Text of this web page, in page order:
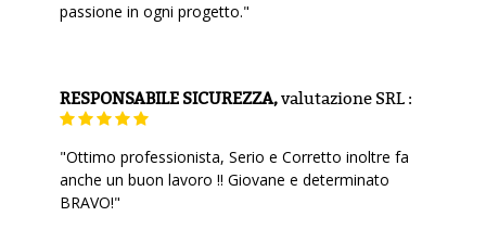
passione in ogni progetto."
RESPONSABILE SICUREZZA,valutazioneSRL :
"Ottimo professionista, Serio e Corretto inoltre fa
anche un buon lavoro !! Giovane e determinato
BRAVO!"